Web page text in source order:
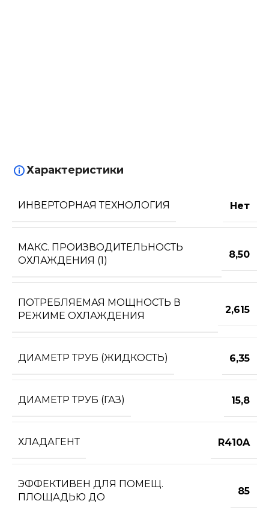
Характеристики
ИНВЕРТОРНАЯ ТЕХНОЛОГИЯ Нет
МАКС. ПРОИЗВОДИТЕЛЬНОСТЬ
ОХЛАЖДЕНИЯ (1)
8,50
ПОТРЕБЛЯЕМАЯ МОЩНОСТЬ В
РЕЖИМЕ ОХЛАЖДЕНИЯ
2,615
ДИАМЕТР ТРУБ (ЖИДКОСТЬ) 6,35
ДИАМЕТР ТРУБ (ГАЗ) 15,8
ХЛАДАГЕНТ R410A
ЭФФЕКТИВЕН ДЛЯ ПОМЕЩ.
ПЛОЩАДЬЮ ДО
85